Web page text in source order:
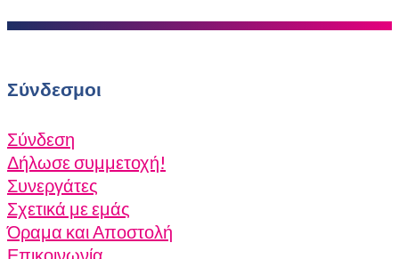
Σύνδεσμοι
Σύνδεση
Δήλωσε συμμετοχή!
Συνεργάτες
Σχετικά με εμάς
Όραμα και Αποστολή
Επικοινωνία